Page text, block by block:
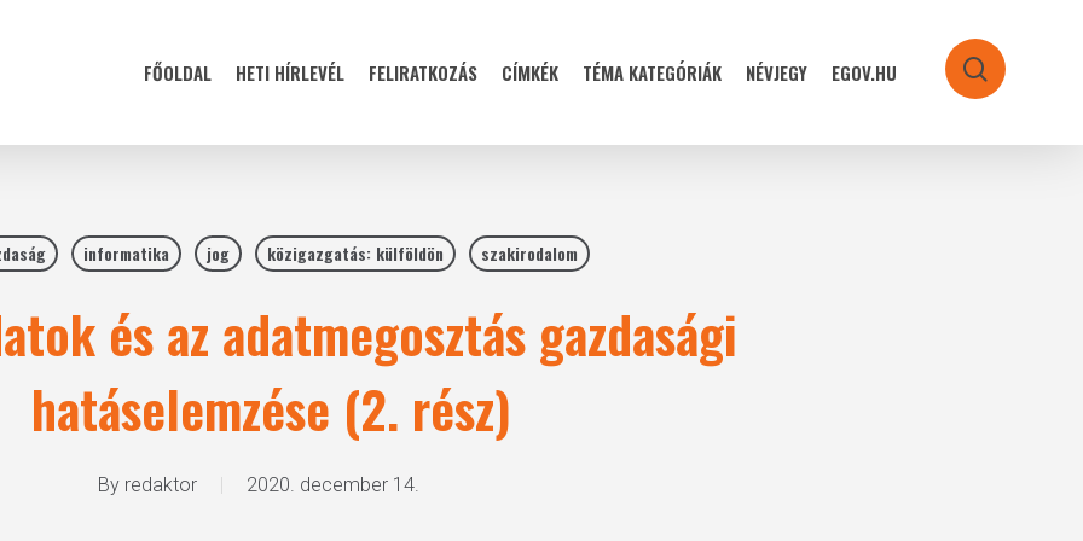
FŐOLDAL HETI HÍRLEVÉL FELIRATKOZÁS CÍMKÉK TÉMA KATEGÓRIÁK NÉVJEGY EGOV.HU search
informatika jog közigazgatás: külföldön szakirodalom
és az adatmegosztás gazdasági
hatáselemzése (2. rész)
By redaktor 2020. december 14.